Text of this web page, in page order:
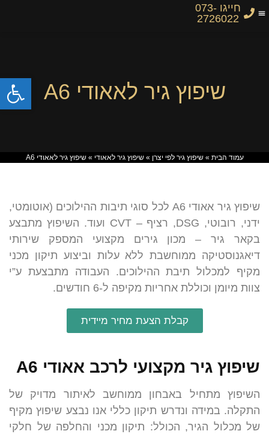
חייגו 073-
2726022
שיפוץ גיר לאאודי A6
עמוד הבית »שיפוץ גיר לפי יצרן »שיפוץ גיר לאאודי »שיפוץ גיר לאאודי A6
שיפוץ גיר אאודי A6 לכל סוגי תיבות ההילוכים (אוטומטי,
ידני, רובוטי, DSG, רציף – CVT ועוד. השיפוץ מתבצע
בקאר גיר – מכון גירים מקצועי המספק שירותי
דיאגנוסטיקה ממוחשבת ללא עלות וביצוע תיקון מכני
מקיף למכלול תיבת ההילוכים. העבודה מתבצעת ע”י
צוות מיומן וכוללת אחריות מקיפה ל-6 חודשים.
קבלת הצעת מחיר מיידית
שיפוץ גיר מקצועי לרכב אאודי A6
השיפוץ מתחיל באבחון ממוחשב לאיתור מדויק של
התקלה. במידה ונדרש תיקון כללי אנו נבצע שיפוץ מקיף
של מכלול הגיר, הכולל: תיקון מכני והחלפה של חלקי